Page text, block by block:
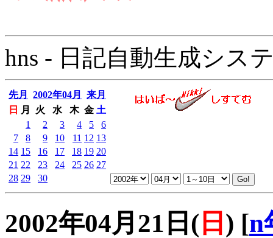
hns - 日記自動生成シス
先月 2002年04月
来月
日
月 火 水 木 金 土
1
2 3 4 5
6
7
8 9 10 11 12 13
14 15 16 17 18 19 20
21 22 23 24 25 26 27
28 29 30
2002年04月21日( 日 ) [n